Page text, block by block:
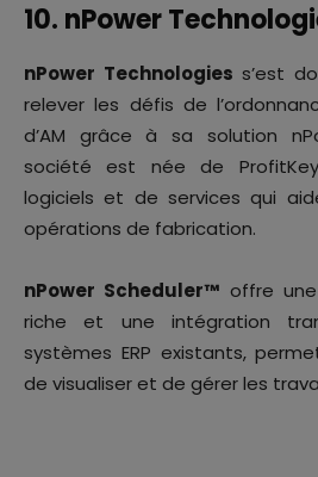
10. nPower
nPower Technologies s’est
relever les défis de
d’AM grâce à sa solution
société est née de
logiciels et de services qui
opérations de fabrication.
nPower Scheduler™ offre
riche et une intégration
systèmes ERP existants,
de visualiser et de gérer les